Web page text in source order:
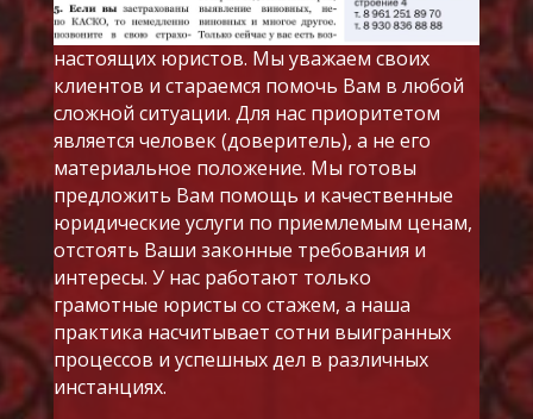
настоящих юристов. Мы уважаем своих
клиентов и стараемся помочь Вам в любой
сложной ситуации. Для нас приоритетом
является человек (доверитель), а не его
материальное положение. Мы готовы
предложить Вам помощь и качественные
юридические услуги по приемлемым ценам,
отстоять Ваши законные требования и
интересы. У нас работают только
грамотные юристы со стажем, а наша
практика насчитывает сотни выигранных
процессов и успешных дел в различных
инстанциях.